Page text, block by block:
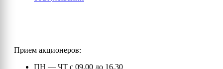
Прием акционеров:
ПН — ЧТ с 09.00 до 16.30